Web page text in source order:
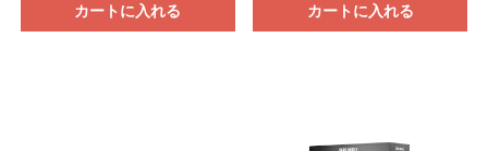
カートに入れる カートに入れる